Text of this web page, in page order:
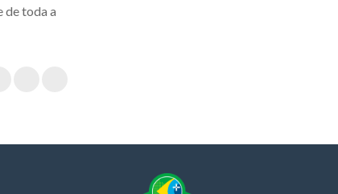
de toda a